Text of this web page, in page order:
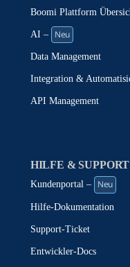
Boomi Plattform
AI – Neu
Data Management
Integration &
API Management
HILFE & SUPPORT
Kundenportal – Neu
Hilfe-Dokumentation
Support-Ticket
Entwickler-Docs